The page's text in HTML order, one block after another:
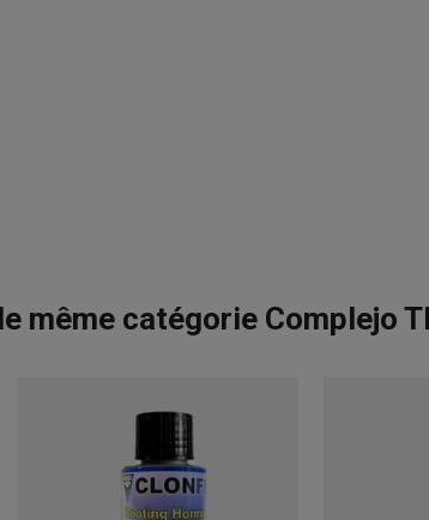
même catégorie Complejo